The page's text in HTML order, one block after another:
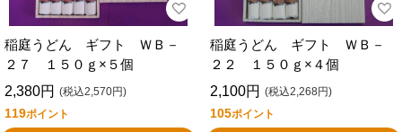
稲庭うどん ギフト ＷＢ－
２７ １５０ｇ×５個
2,380円 (税込2,570円)
119ポイント
稲庭うどん ギフト ＷＢ－
２２ １５０ｇ×４個
2,100円 (税込2,268円)
105ポイント